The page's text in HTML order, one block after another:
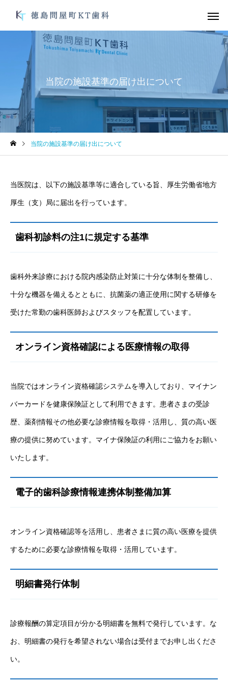
デュアルホワイトニン
ガムピー
グ
未分類
オーラルフレイル
未分類
お手軽にむし歯、歯周
当院の施設基準の届け出について
当院の施設基準の届け出について
当医院は、以下の施設基準等に適合している旨、厚生労働省地方
厚生（支）局に届出を行っています。
歯科初診料の注1に規定する基準
歯科外来診療における院内感染防止対策に十分な体制を整備し、
十分な機器を備えるとともに、抗菌薬の適正使用に関する研修を
受けた常勤の歯科医師およびスタッフを配置しています。
オンライン資格確認による医療情報の取得
当院ではオンライン資格確認システムを導入しており、マイナン
バーカードを健康保険証として利用できます。患者さまの受診
歴、薬剤情報その他必要な診療情報を取得・活用し、質の高い医
療の提供に努めています。マイナ保険証の利用にご協力をお願い
いたします。
電子的歯科診療情報連携体制整備加算
オンライン資格確認等を活用し、患者さまに質の高い医療を提供
するために必要な診療情報を取得・活用しています。
明細書発行体制
診療報酬の算定項目が分かる明細書を無料で発行しています。な
お、明細書の発行を希望されない場合は受付までお申し出くださ
い。